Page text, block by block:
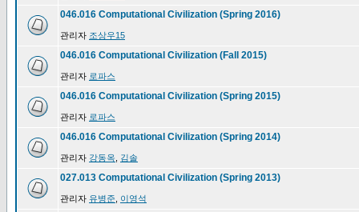
046.016 Computational Civilization (Spring 2016)
관리자 조상우15
046.016 Computational Civilization (Fall 2015)
관리자 로파스
046.016 Computational Civilization (Spring 2015)
관리자 로파스
046.016 Computational Civilization (Spring 2014)
관리자 강동옥 김솔
027.013 Computational Civilization (Spring 2013)
관리자 유병준 이영석